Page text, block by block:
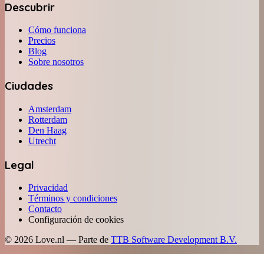
Descubrir
Cómo funciona
Precios
Blog
Sobre nosotros
Ciudades
Amsterdam
Rotterdam
Den Haag
Utrecht
Legal
Privacidad
Términos y condiciones
Contacto
Configuración de cookies
© 2026 Love.nl — Parte de TTB Software Development B.V.